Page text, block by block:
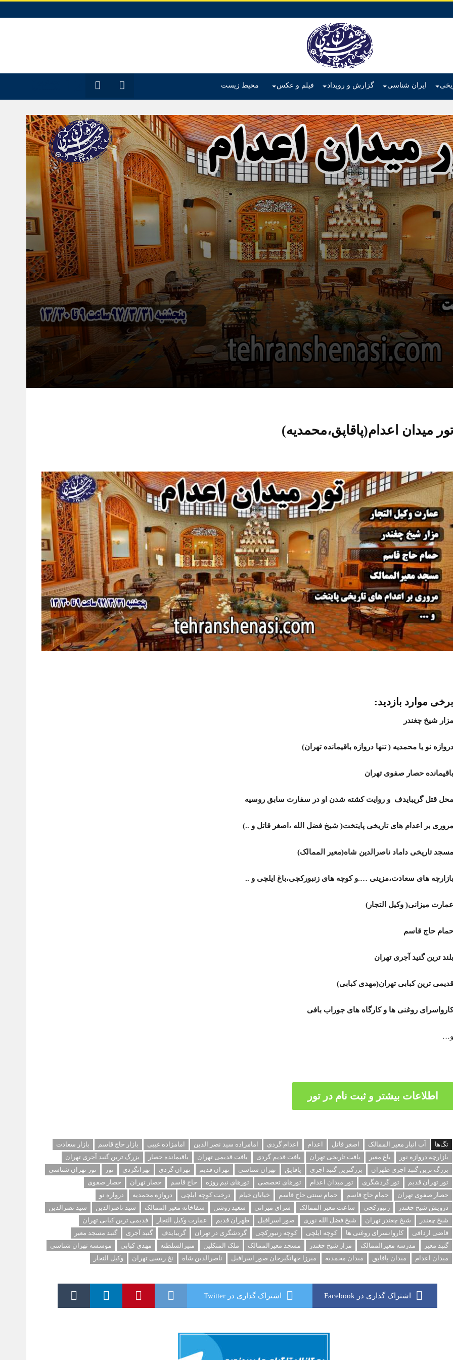
ایران شناسی گزارش و رویداد فیلم و عکس محیط زیست
تور میدان اعدام(پاقاپق،محمدیه)
برخی موارد بازدید:
مزار شیخ چغندر
دروازه نو یا محمدیه ( تنها دروازه باقیمانده تهران)
باقیمانده حصار صفوی تهران
محل قتل گریبایدف و روایت کشته شدن او در سفارت سابق روسیه
مروری بر اعدام های تاریخی پایتخت( شیخ فضل الله ،اصغر قاتل و ..)
مسجد تاریخی داماد ناصرالدین شاه(معیر الممالک)
بازارچه های سعادت،مزینی ….و کوچه های زنبورکچی،باغ ایلچی و ..
عمارت میزانی( وکیل التجار)
حمام حاج قاسم
بلند ترین گنید آجری تهران
قدیمی ترین کبابی تهران(مهدی کبابی)
کارواسرای روغنی ها و کارگاه های جوراب بافی
و…
اطلاعات بیشتر و ثبت نام در تور
تگ‌ها آب انبار معیر الممالک اصغر قاتل اعدام اعدام گردی امامزاده سید نصر الدین امامزاده غیبی بازار حاج قاسم
بازار سعادت
بازارچه دروازه نور
باغ معیر بافت تاریخی تهران بافت قدیم گردی بافت قدیمی تهران باقیمانده حصار
بزرگ ترین گنبد آجری تهران
بزرگ ترین گنبد آجری طهران
بزرگترین گنبد آجری پاقاپق تهران شناسی تهران قدیم تهران گردی تهرانگردی تور
تور تهران شناسی
تور تهران قدیم
تور گردشگری تور میدان اعدام تورهای تخصصی تورهای نیم روزه حاج قاسم حصار تهران
حصار صفوی
حصار صفوی تهران
حمام حاج قاسم حمام سنتی حاج قاسم خیابان خیام درخت کوچه ایلچی دروازه محمدیه
دروازه نو
درویش شیخ چغندر
زنبورکچی ساعت معیر الممالک سرای میزانی سعید روشن سقاخانه معیر الممالک سید ناصرالدین
سید نصرالدین
شیخ چغندر
شیخ چغندر تهران شیخ فضل الله نوری صور اسرافیل طهران قدیم عمارت وکیل التجار
فدیمی ترین کبابی تهران
قاضی ارداقی
کاروانسرای روغنی ها کوچه ایلچی کوچه زنبورکچی گردشگری در تهران گریبایدف گنبد آجری
گنبد مسجد معیر
گنبد معیر
مدرسه معیرالممالک مزار شیخ چغندر مسجد معیرالممالک ملک المتکلین منیرالسلطنه مهدی کبابی
موسسه تهران شناسی
میدان اعدام
میدان پاقاپق میدان محمدیه میرزا جهانگیرخان صور اسرافیل ناصرالدین شاه نخ ریسی تهران وکیل التجار
اشتراک گذاری در Facebook اشتراک گذاری در Twitter